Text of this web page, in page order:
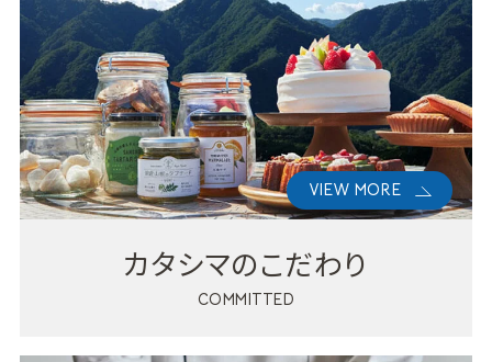
VIEW MORE
カタシマのこだわり
COMMITTED